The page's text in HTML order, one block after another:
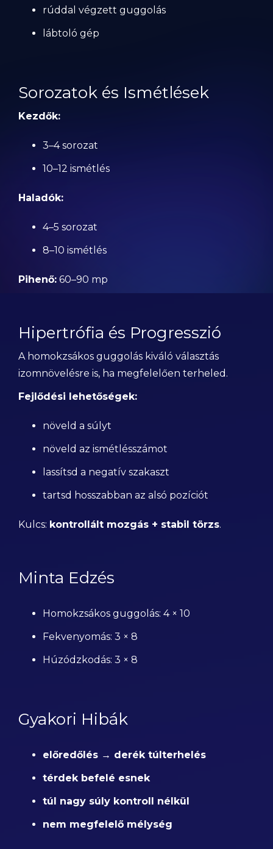
rúddal végzett guggolás
lábtoló gép
Sorozatok és Ismétlések
Kezdők:
3–4 sorozat
10–12 ismétlés
Haladók:
4–5 sorozat
8–10 ismétlés
Pihenő: 60–90 mp
Hipertrófia és Progresszió
A homokzsákos guggolás kiváló választás
izomnövelésre is, ha megfelelően terheled.
Fejlődési lehetőségek:
növeld a súlyt
növeld az ismétlésszámot
lassítsd a negatív szakaszt
tartsd hosszabban az alsó pozíciót
Kulcs: kontrollált mozgás + stabil törzs.
Minta Edzés
Homokzsákos guggolás: 4 × 10
Fekvenyomás: 3 × 8
Húzódzkodás: 3 × 8
Gyakori Hibák
előredőlés → derék túlterhelés
térdek befelé esnek
túl nagy súly kontroll nélkül
nem megfelelő mélység